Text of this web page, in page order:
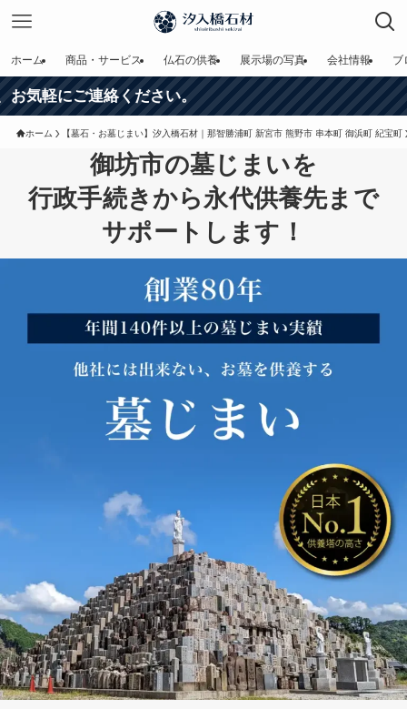
ホーム 商品・サービス 仏石の供養 展示場の写真 会社情報 ブ
ください。
ホーム 【墓石・お墓じまい】汐入橋石材｜那智勝浦町 新宮市 熊野市 串本町 御浜町 紀宝町
御坊市の墓じまいを
行政手続きから永代供養先まで
サポートします！